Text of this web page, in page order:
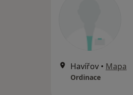
Havířov • Mapa
Ordinace